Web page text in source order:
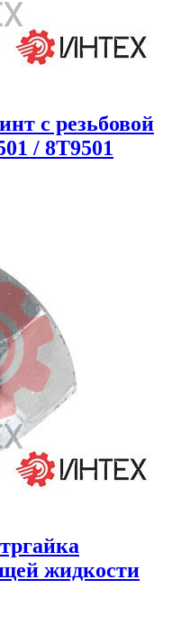
с резьбовой
/ 8T9501
жидкости